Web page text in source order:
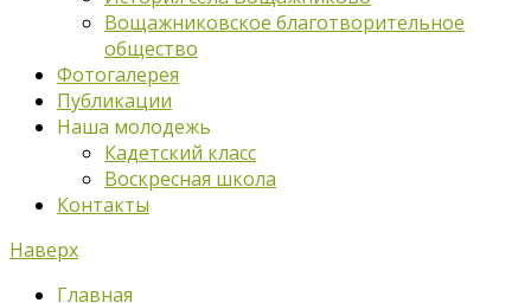
Вощажниковское благотворительное
общество
Фотогалерея
Публикации
Наша молодежь
Кадетский класс
Воскресная школа
Контакты
Наверх
Главная